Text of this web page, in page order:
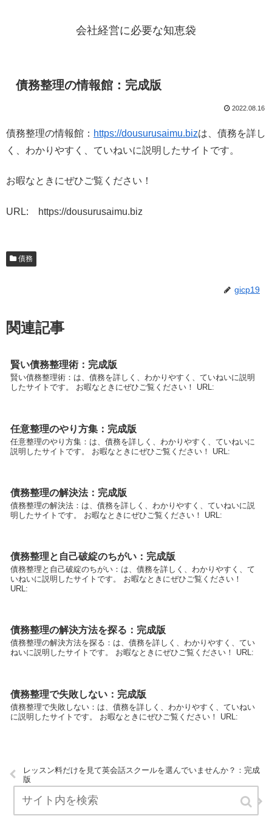
会社経営に必要な知恵袋
債務整理の情報館：完成版
2022.08.16
債務整理の情報館： https://dousurusaimu.bizは、債務を詳し
く、わかりやすく、ていねいに説明したサイトです。
お暇なときにぜひご覧ください！
URL: https://dousurusaimu.biz
債務
gicp19
関連記事
賢い債務整理術：完成版
賢い債務整理術：は、債務を詳しく、わかりやすく、ていねいに説明
したサイトです。 お暇なときにぜひご覧ください！ URL:
任意整理のやり方集：完成版
任意整理のやり方集：は、債務を詳しく、わかりやすく、ていねいに
説明したサイトです。 お暇なときにぜひご覧ください！ URL:
債務整理の解決法：完成版
債務整理の解決法：は、債務を詳しく、わかりやすく、ていねいに説
明したサイトです。 お暇なときにぜひご覧ください！ URL:
債務整理と自己破綻のちがい：完成版
債務整理と自己破綻のちがい：は、債務を詳しく、わかりやすく、て
いねいに説明したサイトです。 お暇なときにぜひご覧ください！
URL:
債務整理の解決方法を探る：完成版
債務整理の解決方法を探る：は、債務を詳しく、わかりやすく、てい
ねいに説明したサイトです。 お暇なときにぜひご覧ください！ URL:
債務整理で失敗しない：完成版
債務整理で失敗しない：は、債務を詳しく、わかりやすく、ていねい
に説明したサイトです。 お暇なときにぜひご覧ください！ URL:
レッスン料だけを見て英会話スクールを選んでいませんか？：完成
版
経営コンサルティングの相談.com：完成版